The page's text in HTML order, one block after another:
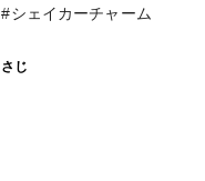
た。 #シェイカーチャーム
さじ